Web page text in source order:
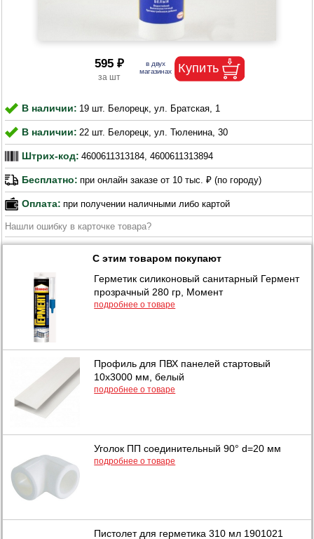
595 ₽
В наличии: 19 шт. Белорецк, ул. Братская, 1
В наличии: 22 шт. Белорецк, ул. Тюленина, 30
Штрих-код: 4600611313184, 4600611313894
Бесплатно: при онлайн заказе от 10 тыс. ₽ (по городу)
Оплата: при получении наличными либо картой
Нашли ошибку в карточке товара?
С этим товаром покупают
Герметик силиконовый санитарный Гермент
прозрачный 280 гр, Момент
подробнее о товаре
Профиль для ПВХ панелей стартовый
10х3000 мм, белый
подробнее о товаре
Уголок ПП соединительный 90° d=20 мм
подробнее о товаре
Пистолет для герметика 310 мл 1901021